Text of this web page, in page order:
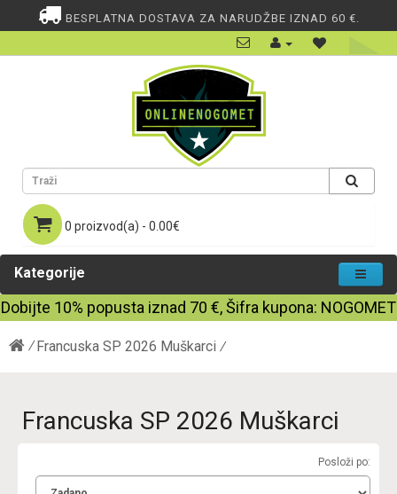
BESPLATNA DOSTAVA ZA NARUDŽBE IZNAD 60 €.
0 proizvod(a) - 0.00€
Kategorije
Dobijte 10% popusta iznad 70 €, Šifra kupona: NOGOMET
Francuska SP 2026 Muškarci
Francuska SP 2026 Muškarci
Posloži po: